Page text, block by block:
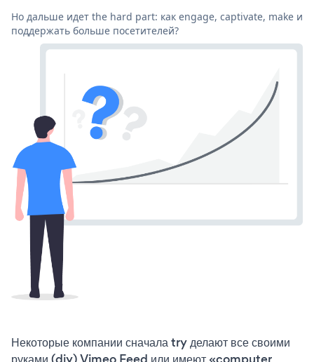
Но дальше идет the hard part: как engage, captivate, make и
поддержать больше посетителей?
Некоторые компании сначала try делают все своими